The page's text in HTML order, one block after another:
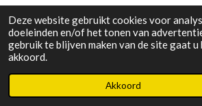
Deze website gebruikt cookies voor
doeleinden en/of het tonen van
gebruik te blijven maken van de site gaat u
akkoord.
Akkoord